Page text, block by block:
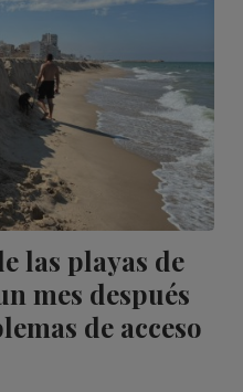
las playas de
mes después
de acceso